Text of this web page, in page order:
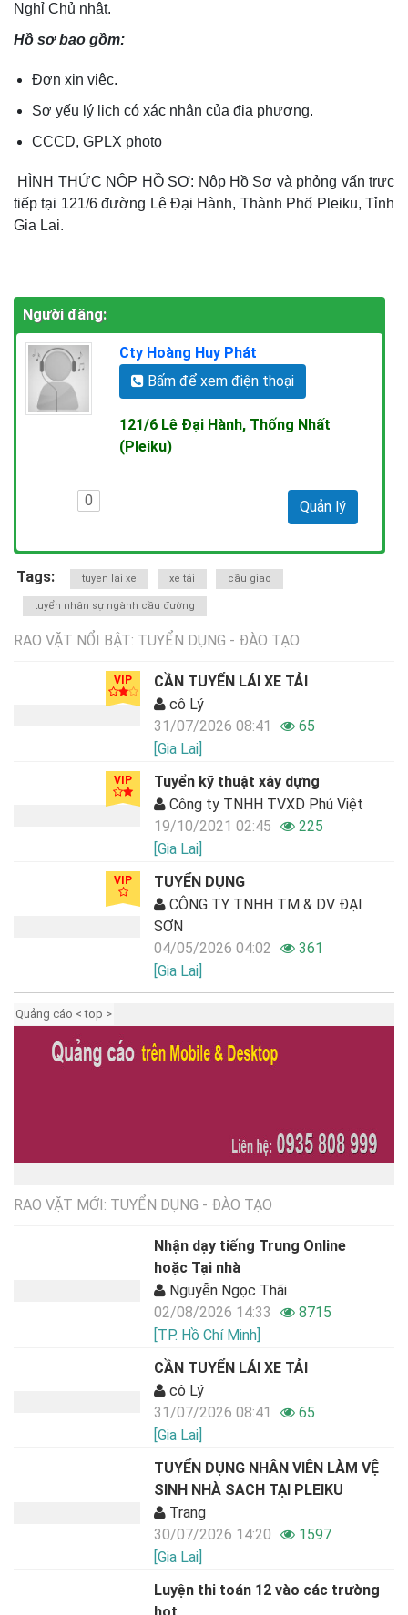
Nghỉ Chủ nhật.
Hồ sơ bao gồm:
Đơn xin việc.
Sơ yếu lý lịch có xác nhận của địa phương.
CCCD, GPLX photo
HÌNH THỨC NỘP HỒ SƠ: Nộp Hồ Sơ và phỏng vấn trực
tiếp tại 121/6 đường Lê Đại Hành, Thành Phố Pleiku, Tỉnh
Gia Lai.
Người đăng:
Cty Hoàng Huy Phát
Bấm để xem điện thoại
121/6 Lê Đại Hành, Thống Nhất
(Pleiku)
Quản lý
0
Tags: tuyen lai xe xe tải cầu giao
tuyển nhân sự ngành cầu đường
RAO VẶT NỔI BẬT: TUYỂN DỤNG - ĐÀO TẠO
VIP
CẦN TUYỂN LÁI XE TẢI
cô Lý
31/07/2026 08:41
65
[Gia Lai]
VIP
Tuyển kỹ thuật xây dựng
Công ty TNHH TVXD Phú Việt
19/10/2021 02:45
225
[Gia Lai]
VIP
TUYỂN DỤNG
CÔNG TY TNHH TM & DV ĐẠI
SƠN
04/05/2026 04:02
361
[Gia Lai]
Quảng cáo < top >
RAO VẶT MỚI: TUYỂN DỤNG - ĐÀO TẠO
Nhận dạy tiếng Trung Online
hoặc Tại nhà
Nguyễn Ngọc Thãi
02/08/2026 14:33
8715
[TP. Hồ Chí Minh]
CẦN TUYỂN LÁI XE TẢI
cô Lý
31/07/2026 08:41
65
[Gia Lai]
TUYỂN DỤNG NHÂN VIÊN LÀM VỆ
SINH NHÀ SACH TẠI PLEIKU
Trang
30/07/2026 14:20
1597
[Gia Lai]
Luyện thi toán 12 vào các trường